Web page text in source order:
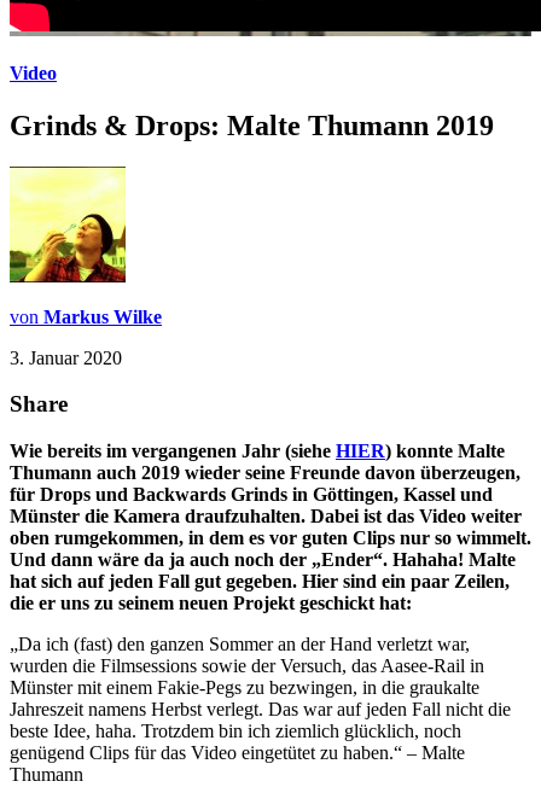
Video
Grinds & Drops: Malte Thumann 2019
von Markus Wilke
3. Januar 2020
Share
Wie bereits im vergangenen Jahr (siehe HIER) konnte Malte
Thumann auch 2019 wieder seine Freunde davon überzeugen,
für Drops und Backwards Grinds in Göttingen, Kassel und
Münster die Kamera draufzuhalten. Dabei ist das Video weiter
oben rumgekommen, in dem es vor guten Clips nur so wimmelt.
Und dann wäre da ja auch noch der „Ender“. Hahaha! Malte
hat sich auf jeden Fall gut gegeben. Hier sind ein paar Zeilen,
die er uns zu seinem neuen Projekt geschickt hat:
„Da ich (fast) den ganzen Sommer an der Hand verletzt war,
wurden die Filmsessions sowie der Versuch, das Aasee-Rail in
Münster mit einem Fakie-Pegs zu bezwingen, in die graukalte
Jahreszeit namens Herbst verlegt. Das war auf jeden Fall nicht die
beste Idee, haha. Trotzdem bin ich ziemlich glücklich, noch
genügend Clips für das Video eingetütet zu haben.“ – Malte
Thumann